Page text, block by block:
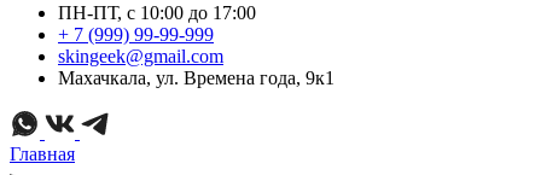
ПН-ПТ, с 10:00 до 17:00
+ 7 (999) 99-99-999
skingeek@gmail.com
Махачкала, ул. Времена года, 9к1
Главная